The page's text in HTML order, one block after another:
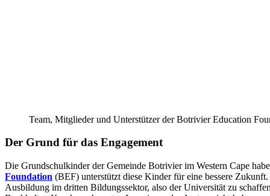
Team, Mitglieder und Unterstützer der Botrivier Education
Der Grund für das Engagement
Die Grundschulkinder der Gemeinde Botrivier im Western Cape
Foundation (BEF) unterstützt diese Kinder für eine bessere
Ausbildung im dritten Bildungssektor, also der Universität zu